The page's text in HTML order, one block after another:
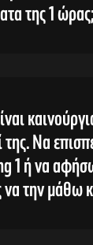
της 1 ώρας;
της. Να
1 ή να
να την μάθω